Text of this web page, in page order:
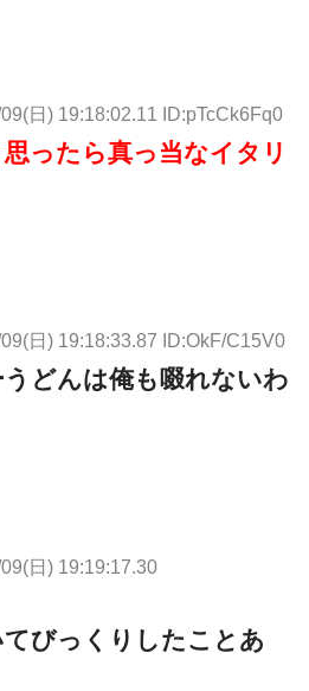
日) 19:18:02.11 ID:pTcCk6Fq0
ったら真っ当なイタリ
日) 19:18:33.87 ID:OkF/C15V0
どんは俺も啜れないわ
日) 19:19:17.30
びっくりしたことあ